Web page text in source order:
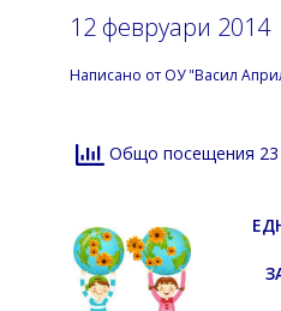
12 февруари 2014
Написано от ОУ "Васил
Общо посещения 23